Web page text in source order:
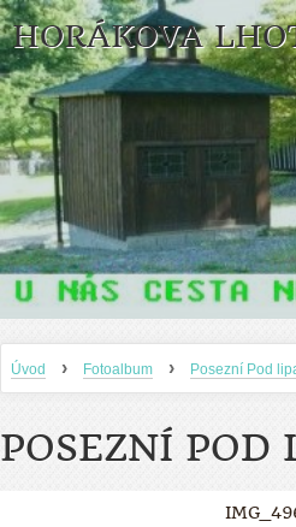
HORÁKOVA
Úvod › Fotoalbum › Posezní Pod
POSEZNÍ